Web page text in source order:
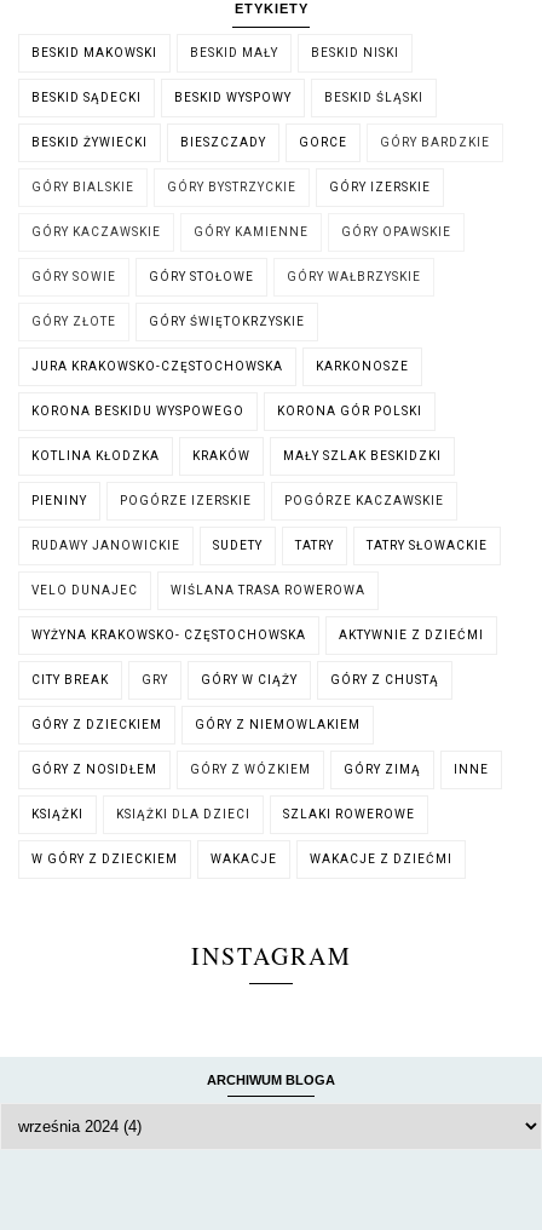
ETYKIETY
BESKID MAKOWSKI BESKID MAŁY BESKID NISKI
BESKID SĄDECKI BESKID WYSPOWY BESKID ŚLĄSKI
BESKID ŻYWIECKI BIESZCZADY GORCE GÓRY BARDZKIE
GÓRY BIALSKIE GÓRY BYSTRZYCKIE GÓRY IZERSKIE
GÓRY KACZAWSKIE GÓRY KAMIENNE GÓRY OPAWSKIE
GÓRY SOWIE GÓRY STOŁOWE GÓRY WAŁBRZYSKIE
GÓRY ZŁOTE GÓRY ŚWIĘTOKRZYSKIE
JURA KRAKOWSKO-CZĘSTOCHOWSKA KARKONOSZE
KORONA BESKIDU WYSPOWEGO KORONA GÓR POLSKI
KOTLINA KŁODZKA KRAKÓW MAŁY SZLAK BESKIDZKI
PIENINY POGÓRZE IZERSKIE POGÓRZE KACZAWSKIE
RUDAWY JANOWICKIE SUDETY TATRY TATRY SŁOWACKIE
VELO DUNAJEC WIŚLANA TRASA ROWEROWA
WYŻYNA KRAKOWSKO- CZĘSTOCHOWSKA AKTYWNIE Z DZIEĆMI
CITY BREAK GRY GÓRY W CIĄŻY GÓRY Z CHUSTĄ
GÓRY Z DZIECKIEM GÓRY Z NIEMOWLAKIEM
GÓRY Z NOSIDŁEM GÓRY Z WÓZKIEM GÓRY ZIMĄ INNE
KSIĄŻKI KSIĄŻKI DLA DZIECI SZLAKI ROWEROWE
W GÓRY Z DZIECKIEM WAKACJE WAKACJE Z DZIEĆMI
INSTAGRAM
ARCHIWUM BLOGA